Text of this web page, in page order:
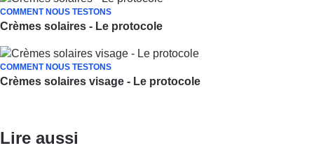
COMMENT NOUS TESTONS
Crèmes solaires - Le protocole
COMMENT NOUS TESTONS
Crèmes solaires visage - Le protocole
Lire aussi